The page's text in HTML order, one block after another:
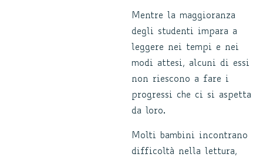
Mentre la maggioranza
degli studenti impara a
leggere nei tempi e nei
modi attesi, alcuni di essi
non riescono a fare i
progressi che ci si aspetta
da loro.
Molti bambini incontrano
difficoltà nella lettura,